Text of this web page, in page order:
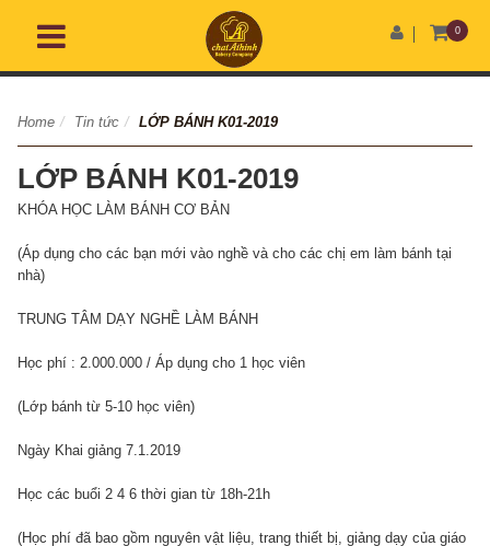
0
Home / Tin tức / LỚP BÁNH K01-2019
LỚP BÁNH K01-2019
KHÓA HỌC LÀM BÁNH CƠ BẢN
(Áp dụng cho các bạn mới vào nghề và cho các chị em làm bánh tại
nhà)
TRUNG TÂM DẠY NGHỀ LÀM BÁNH
Học phí : 2.000.000 / Áp dụng cho 1 học viên
(Lớp bánh từ 5-10 học viên)
Ngày Khai giảng 7.1.2019
Học các buổi 2 4 6 thời gian từ 18h-21h
(Học phí đã bao gồm nguyên vật liệu, trang thiết bị, giảng dạy của giáo